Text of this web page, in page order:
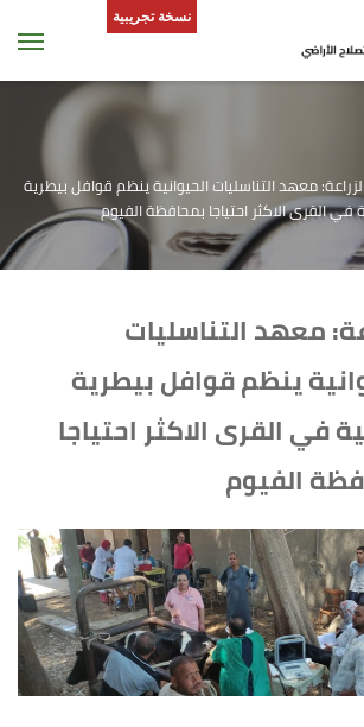
نسخة تجريبية
معهد التناسليات الحيوانية ينظم قوافل بيطرية
في القرى الاكثر احتياجا بمحافظة الفيوم
معهد التناسليات
ينظم قوافل بيطرية
في القرى الاكثر احتياجا
الفيوم